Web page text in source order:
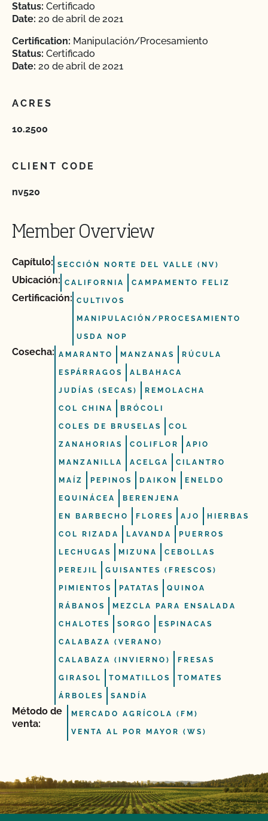
Status: Certificado
Date: 20 de abril de 2021
Certification: Manipulación/Procesamiento
Status: Certificado
Date: 20 de abril de 2021
ACRES
10.2500
CLIENT CODE
nv520
Member Overview
Capítulo: SECCIÓN NORTE DEL VALLE (NV)
Ubicación: CALIFORNIA CAMPAMENTO FELIZ
Certificación: CULTIVOS
MANIPULACIÓN/PROCESAMIENTO
USDA NOP
Cosecha: AMARANTO MANZANAS RÚCULA
ESPÁRRAGOS ALBAHACA
JUDÍAS (SECAS) REMOLACHA
COL CHINA BRÓCOLI
COLES DE BRUSELAS COL
ZANAHORIAS COLIFLOR APIO
MANZANILLA ACELGA CILANTRO
MAÍZ PEPINOS DAIKON ENELDO
EQUINÁCEA BERENJENA
EN BARBECHO FLORES AJO HIERBAS
COL RIZADA LAVANDA PUERROS
LECHUGAS MIZUNA CEBOLLAS
PEREJIL GUISANTES (FRESCOS)
PIMIENTOS PATATAS QUINOA
RÁBANOS MEZCLA PARA ENSALADA
CHALOTES SORGO ESPINACAS
CALABAZA (VERANO)
CALABAZA (INVIERNO) FRESAS
GIRASOL TOMATILLOS TOMATES
ÁRBOLES SANDÍA
Método de
venta:
MERCADO AGRÍCOLA (FM)
VENTA AL POR MAYOR (WS)